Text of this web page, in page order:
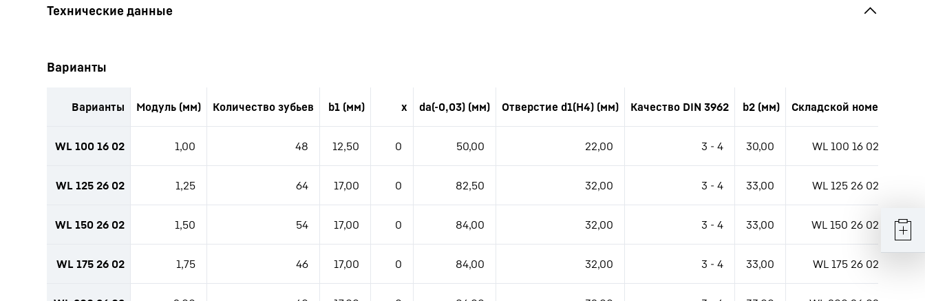
Варианты
Варианты Модуль (мм) Количество зубьев b1 (мм) x da(-0,03) (мм) Отверстие d1(H4) (мм) Качество DIN 3962 b2 (мм) Складской номер
WL 100 16 02 1,00 48 12,50 0 50,00 22,00 3 - 4 30,00 WL 100 16 02
WL 125 26 02 1,25 64 17,00 0 82,50 32,00 3 - 4 33,00 WL 125 26 02
WL 150 26 02 1,50 54 17,00 0 84,00 32,00 3 - 4 33,00 WL 150 26 02
WL 175 26 02 1,75 46 17,00 0 84,00 32,00 3 - 4 33,00 WL 175 26 02